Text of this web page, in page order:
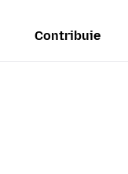
Contribuie